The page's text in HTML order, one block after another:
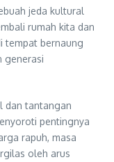
jeda kultural
rumah kita dan
tempat bernaung
generasi
dan tantangan
pentingnya
rapuh, masa
oleh arus